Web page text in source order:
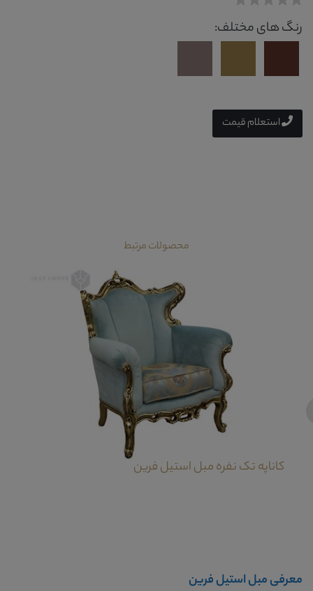
رنگ های مختلف:
استعلام قیمت
محصولات مرتبط
کاناپه تک نفره مبل استیل فرین
معرفی مبل استیل فرین